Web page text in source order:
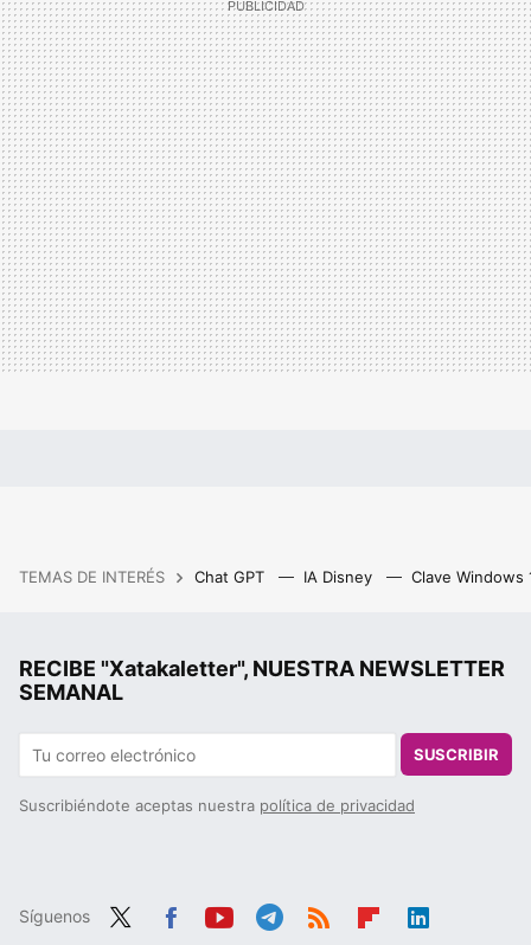
TEMAS DE INTERÉS Chat GPT IA Disney Clave Windows
RECIBE "Xatakaletter", NUESTRA NEWSLETTER
SEMANAL
SUSCRIBIR
Suscribiéndote aceptas nuestra política de privacidad
Síguenos